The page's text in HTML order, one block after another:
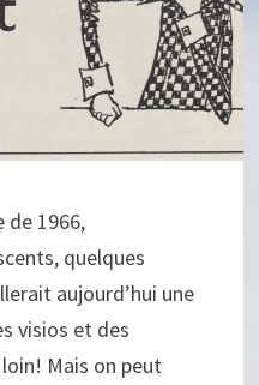
de 1966,
quelques
aujourd’hui une
visios et des
Mais on peut